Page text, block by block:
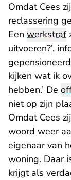
Omdat Cees
reclassering
Een werkstraf
uitvoeren?’,
kijken wat ik
hebben.’ De
niet op zijn
Omdat Cees
woord weer
eigenaar van
woning. Daar
krijgt als